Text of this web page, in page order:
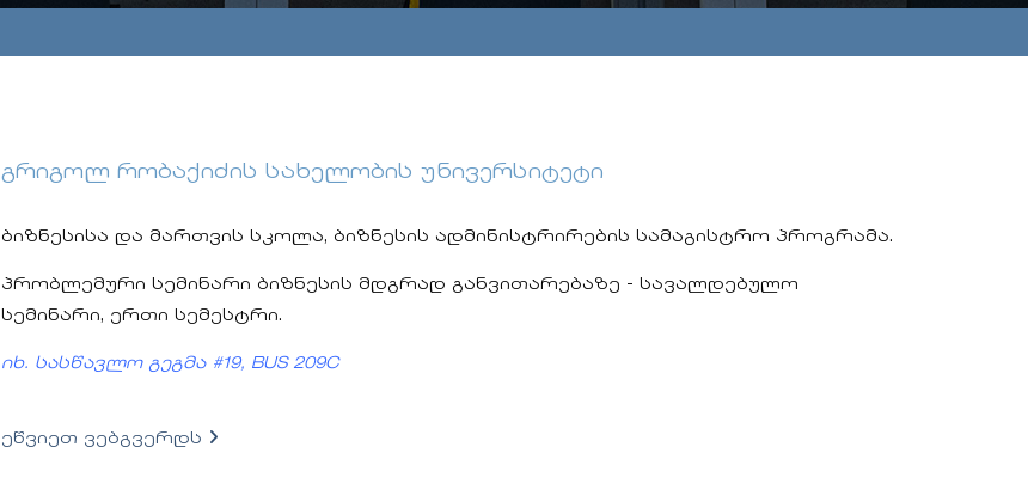
გრიგოლ რობაქიძის სახელობის უნივერსიტეტი
ბიზნესისა და მართვის სკოლა, ბიზნესის ადმინისტრირების სამაგისტრო პროგრამა.
პრობლემური სემინარი ბიზნესის მდგრად განვითარებაზე - სავალდებულო
სემინარი, ერთი სემესტრი.
იხ. სასწავლო გეგმა #19, BUS 209C
ეწვიეთ ვებგვერდს